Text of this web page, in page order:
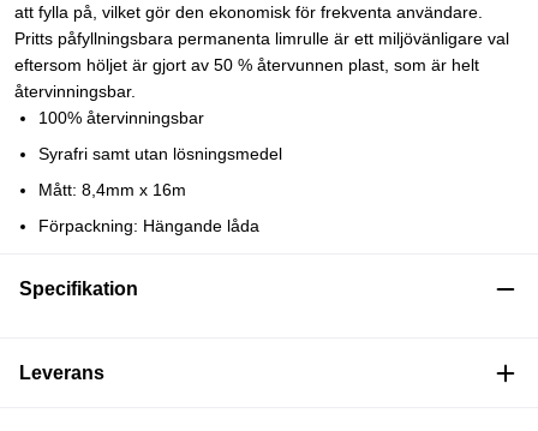
att fylla på, vilket gör den ekonomisk för frekventa användare.
Pritts påfyllningsbara permanenta limrulle är ett miljövänligare val
eftersom höljet är gjort av 50 % återvunnen plast, som är helt
återvinningsbar.
100% återvinningsbar
Syrafri samt utan lösningsmedel
Mått: 8,4mm x 16m
Förpackning: Hängande låda
Specifikation
Leverans